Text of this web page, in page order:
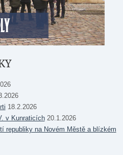
18.2.2026
v Kunraticích 20.1.2026
republiky na Novém Městě a blízkém